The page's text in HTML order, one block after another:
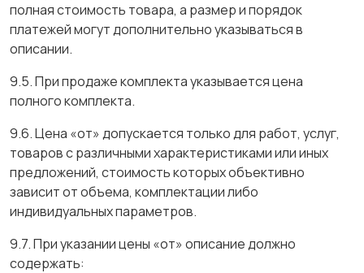
полная стоимость товара, а размер и порядок
платежей могут дополнительно указываться в
описании.
9.5. При продаже комплекта указывается цена
полного комплекта.
9.6. Цена «от» допускается только для работ, услуг,
товаров с различными характеристиками или иных
предложений, стоимость которых объективно
зависит от объема, комплектации либо
индивидуальных параметров.
9.7. При указании цены «от» описание должно
содержать: